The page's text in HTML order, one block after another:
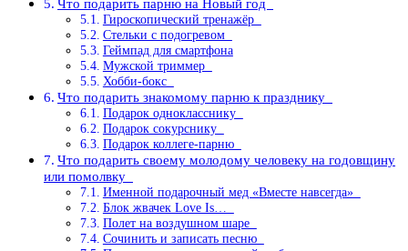
Что подарить парню на Новый год
Гироскопический тренажёр
Стельки с подогревом
Геймпад для смартфона
Мужской триммер
Хобби-бокс
Что подарить знакомому парню к празднику
Подарок однокласснику
Подарок сокурснику
Подарок коллеге-парню
Что подарить своему молодому человеку на годовщину
или помолвку
Именной подарочный мед «Вместе навсегда»
Блок жвачек Love Is…
Полет на воздушном шаре
Сочинить и записать песню